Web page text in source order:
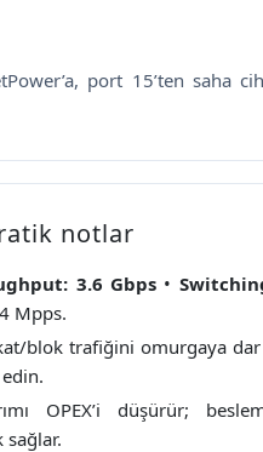
port 15’ten saha
notlar
3.6 Gbps •
Mpps.
blok trafiğini omurgaya dar
OPEX’i düşürür;